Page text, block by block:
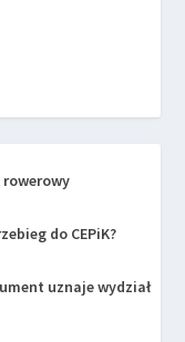
do CEPiK?
uznaje wydział